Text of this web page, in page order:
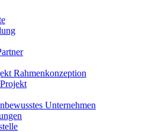
Rahmenkonzeption
Unternehmen